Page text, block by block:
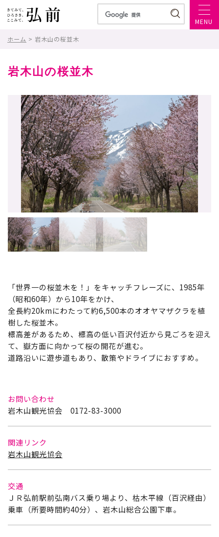
MENU
ホーム > 岩木山の桜並木
岩木山の桜並木
「世界一の桜並木を！」をキャッチフレーズに、1985年
（昭和60年）から10年をかけ、
全長約20kmにわたって約6,500本のオオヤマザクラを植
樹した桜並木。
標高差があるため、標高の低い百沢付近から見ごろを迎え
て、嶽方面に向かって桜の開花が進む。
道路沿いに遊歩道もあり、散策やドライブにおすすめ。
お問い合わせ
岩木山観光協会 0172-83-3000
関連リンク
岩木山観光協会
交通
ＪＲ弘前駅前弘南バス乗り場より、枯木平線（百沢経由）
乗車（所要時間約40分）、岩木山総合公園下車。